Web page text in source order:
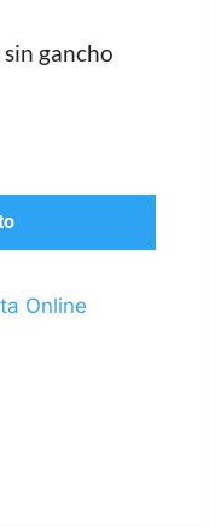
gancho
Online